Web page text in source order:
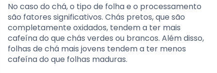
No caso do chá, o tipo de folha e o processamento
são fatores significativos. Chás pretos, que são
completamente oxidados, tendem a ter mais
cafeína do que chás verdes ou brancos. Além disso,
folhas de chá mais jovens tendem a ter menos
cafeína do que folhas maduras.